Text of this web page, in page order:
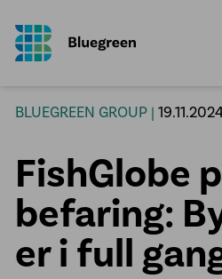
Marine Donut
Kunnskapsdeling
Konfigurator
Vi leverer
Oppdrettsanlegg
BLUEGREEN GROUP |
FishGlobe
befaring:
er i full